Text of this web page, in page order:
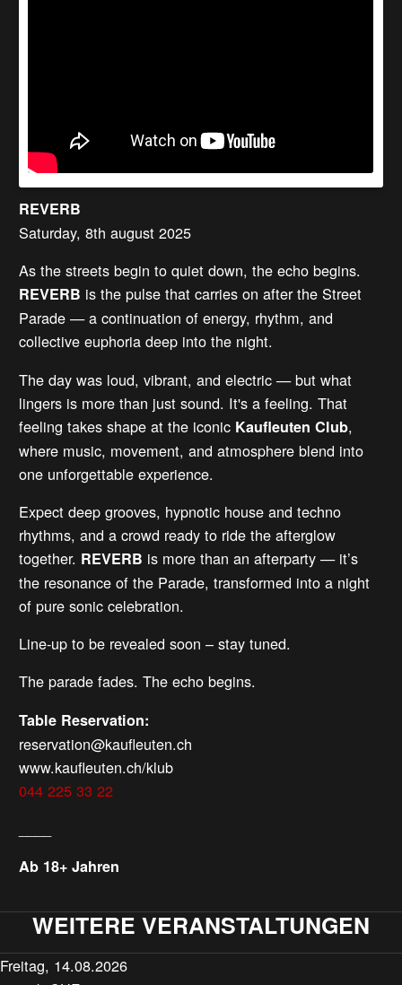
REVERB
Saturday, 8th august 2025
As the streets begin to quiet down, the echo begins.
REVERB is the pulse that carries on after the Street
Parade — a continuation of energy, rhythm, and
collective euphoria deep into the night.
The day was loud, vibrant, and electric — but what
lingers is more than just sound. It's a feeling. That
feeling takes shape at the iconic Kaufleuten Club,
where music, movement, and atmosphere blend into
one unforgettable experience.
Expect deep grooves, hypnotic house and techno
rhythms, and a crowd ready to ride the afterglow
together. REVERB is more than an afterparty — it’s
the resonance of the Parade, transformed into a night
of pure sonic celebration.
Line-up to be revealed soon – stay tuned.
The parade fades. The echo begins.
Table Reservation:
reservation@kaufleuten.ch
www.kaufleuten.ch/klub
044 225 33 22
Ab 18+ Jahren
WEITERE VERANSTALTUNGEN
Freitag, 14.08.2026